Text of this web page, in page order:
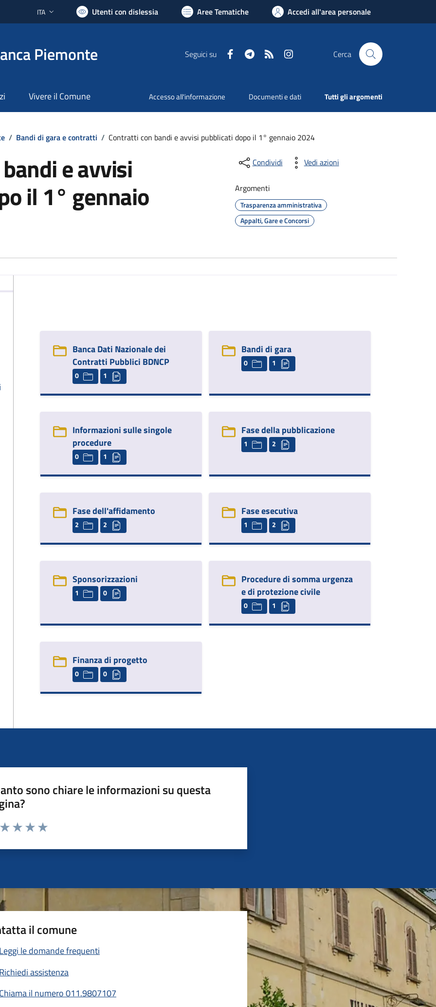
Lingua attiva:
ITA Utenti con dislessia Aree Tematiche Accedi all'area personale
Piemonte Seguici su FacebookTelegramRSS Cerca
Vivere il Comune Accesso all'informazione Documenti e dati Tutti gli argomenti
/ Bandi di gara e contratti / Contratti con bandi e avvisi pubblicati dopo il 1° gennaio 2024
e avvisi
il 1° gennaio
Condividi Vedi azioni
Argomenti
Trasparenza amministrativa
Appalti, Gare e Concorsi
Banca Dati Nazionale dei
Contratti Pubblici BDNCP
0 1
Bandi di gara
0 1
Informazioni sulle singole
procedure
0 1
Fase della pubblicazione
1 2
Fase dell'affidamento
2 2
Fase esecutiva
1 2
Sponsorizzazioni
1 0
Procedure di somma urgenza
e di protezione civile
0 1
Finanza di progetto
0 0
sono chiare le informazioni su questa
da 1 a 5 stelle la pagina
il comune
Leggi le domande frequenti
Richiedi assistenza
Chiama il numero 011.9807107